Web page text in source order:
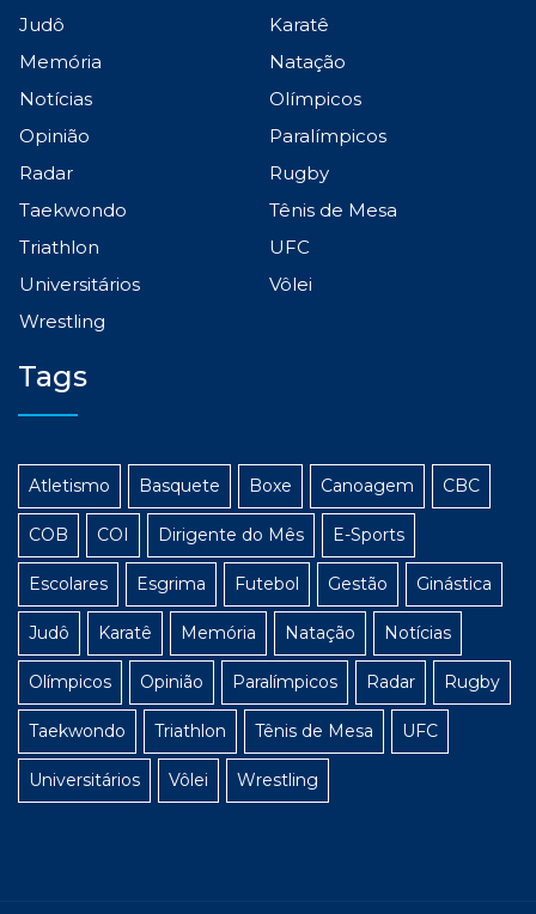
Judô
Karatê
Memória
Natação
Notícias
Olímpicos
Opinião
Paralímpicos
Radar
Rugby
Taekwondo
Tênis de Mesa
Triathlon
UFC
Universitários
Vôlei
Wrestling
Tags
Atletismo Basquete Boxe Canoagem CBC
COB COI Dirigente do Mês E-Sports
Escolares Esgrima Futebol Gestão Ginástica
Judô Karatê Memória Natação Notícias
Olímpicos Opinião Paralímpicos Radar Rugby
Taekwondo Triathlon Tênis de Mesa UFC
Universitários Vôlei Wrestling